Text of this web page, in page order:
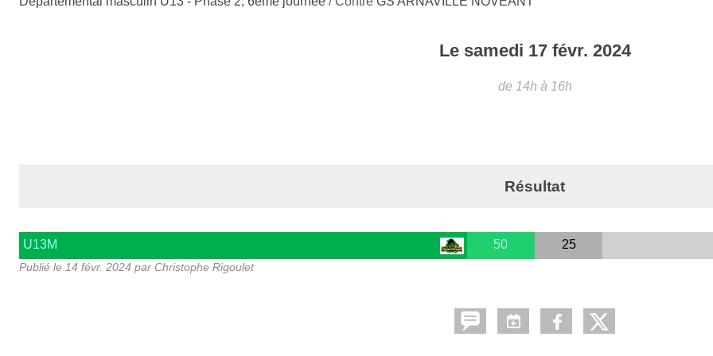
Le samedi 17 févr. 2024
de 14h à 16h
Résultat
U13M 50 25
Publié le 14 févr. 2024 par Christophe Rigoulet